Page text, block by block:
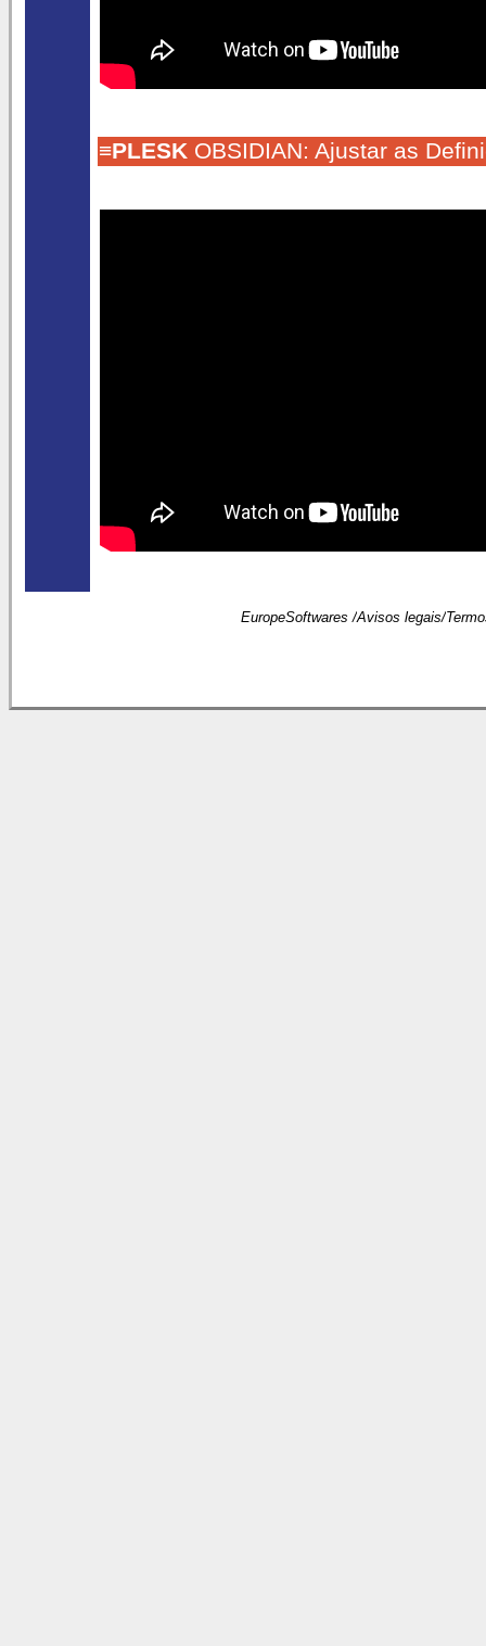
≡PLESK OBSIDIAN: Ajustar as
EuropeSoftwares /Avisos legais/